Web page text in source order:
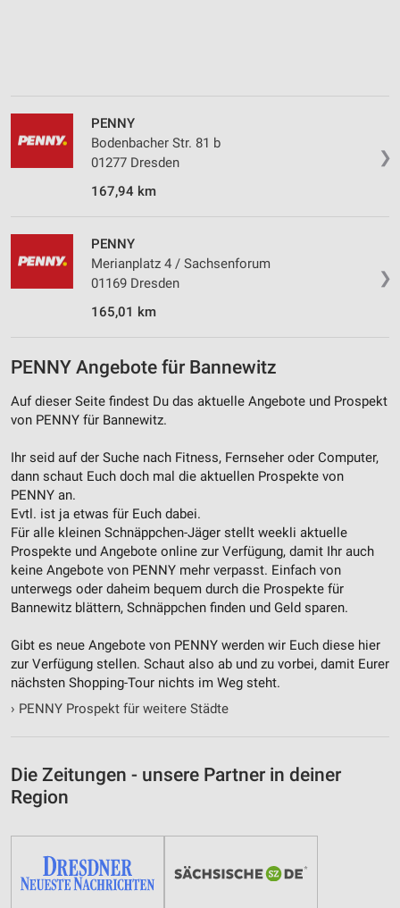
❯
PENNY
Bodenbacher Str. 81 b
01277 Dresden
167,94 km
❯
PENNY
Merianplatz 4 / Sachsenforum
01169 Dresden
165,01 km
PENNY Angebote für Bannewitz
Auf dieser Seite findest Du das aktuelle Angebote und Prospekt
von PENNY für Bannewitz.
Ihr seid auf der Suche nach Fitness, Fernseher oder Computer,
dann schaut Euch doch mal die aktuellen Prospekte von
PENNY an.
Evtl. ist ja etwas für Euch dabei.
Für alle kleinen Schnäppchen-Jäger stellt weekli aktuelle
Prospekte und Angebote online zur Verfügung, damit Ihr auch
keine Angebote von PENNY mehr verpasst. Einfach von
unterwegs oder daheim bequem durch die Prospekte für
Bannewitz blättern, Schnäppchen finden und Geld sparen.
Gibt es neue Angebote von PENNY werden wir Euch diese hier
zur Verfügung stellen. Schaut also ab und zu vorbei, damit Eurer
nächsten Shopping-Tour nichts im Weg steht.
› PENNY Prospekt für weitere Städte
Die Zeitungen - unsere Partner in deiner
Region
Geräte anhand von aktiv angeforderten
Informationen identifizieren
Nicht-IAB-Verarbeitungszwecke:
Funktional
Werbung